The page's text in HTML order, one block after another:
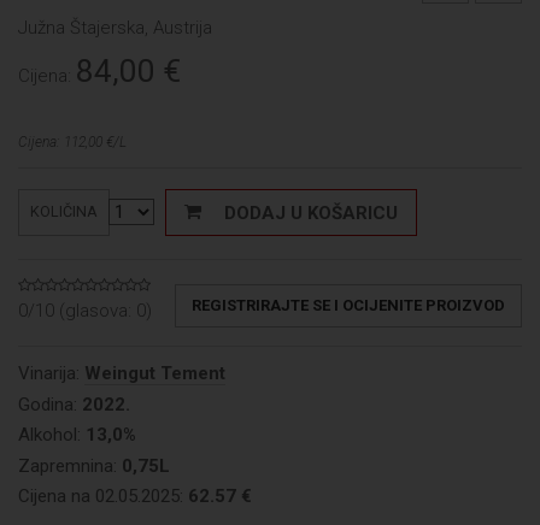
Južna Štajerska, Austrija
Cijena: 84,00 €
Cijena: 112,00 €/L
KOLIČINA DODAJ U KOŠARICU
0/10 (glasova: 0) REGISTRIRAJTE SE I OCIJENITE PROIZVOD
Vinarija: Weingut Tement
Godina: 2022.
Alkohol: 13,0%
Zapremnina: 0,75L
Cijena na 02.05.2025: 62.57 €